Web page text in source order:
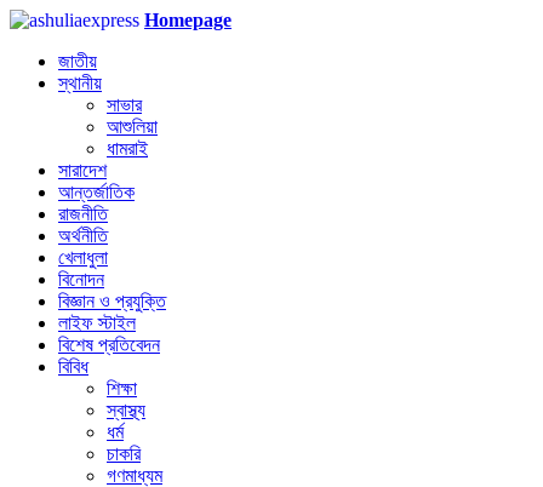
Homepage
জাতীয়
স্থানীয়
সাভার
আশুলিয়া
ধামরাই
সারাদেশ
আন্তর্জাতিক
রাজনীতি
অর্থনীতি
খেলাধুলা
বিনোদন
বিজ্ঞান ও প্রযুক্তি
লাইফ স্টাইল
বিশেষ প্রতিবেদন
বিবিধ
শিক্ষা
স্বাস্থ্য
ধর্ম
চাকরি
গণমাধ্যম